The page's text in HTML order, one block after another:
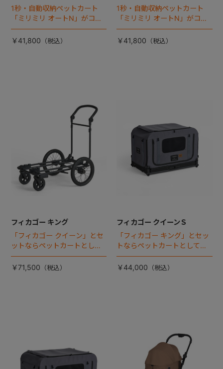
1秒・自動収納ペットカート
「ミリミリ オートN」がコム
ペットから登場！
￥41,800
1秒・自動収納ペットカート
「ミリミリ オートN」がコム
ペットから登場！
￥41,800
フィカゴー キング
「フィカゴー クイーン」とセ
ットならペットカートとして
使える、耐荷重50kgの大型犬
向け車体登場！
￥71,500
フィカゴー クイーンＳ
「フィカゴー キング」とセッ
トならペットカートとしても
使える、耐荷重30㎏の中～大
型犬向けケージが登場！
￥44,000